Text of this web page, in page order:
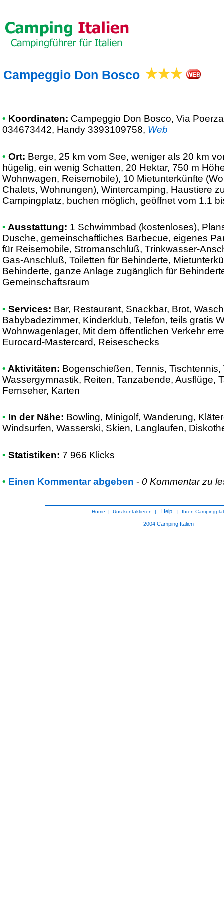
Campeggio Don Bosco
• Koordinaten: Campeggio Don Bosco, Via
034673442, Handy 3393109758, Web
• Ort: Berge, 25 km vom See, weniger als 20 km
hügelig, ein wenig Schatten, 20 Hektar, 750 m
Wohnwagen, Reisemobile), 10 Mietunterkünfte
Chalets, Wohnungen), Wintercamping, Haustiere
Campingplatz, buchen möglich, geöffnet vom 1.1
• Ausstattung: 1 Schwimmbad (kostenloses),
Dusche, gemeinschaftliches Barbecue, eigenes
für Reisemobile, Stromanschluß, Trinkwasser-
Gas-Anschluß, Toiletten für Behinderte,
Behinderte, ganze Anlage zugänglich für
Gemeinschaftsraum
• Services: Bar, Restaurant, Snackbar, Brot,
Babybadezimmer, Kinderklub, Telefon, teils gratis
Wohnwagenlager, Mit dem öffentlichen Verkehr
Eurocard-Mastercard, Reiseschecks
• Aktivitäten: Bogenschießen, Tennis, Tischtennis,
Wassergymnastik, Reiten, Tanzabende, Ausflüge,
Fernseher, Karten
• In der Nähe: Bowling, Minigolf, Wanderung,
Windsurfen, Wasserski, Skien, Langlaufen,
• Statistiken: 7 966 Klicks
• Einen Kommentar abgeben - 0 Kommentar zu
Home |Uns kontaktieren | Help | Ihren
2004Camping Italien